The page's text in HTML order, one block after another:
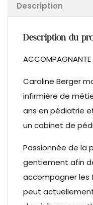
Description
Description du
ACCOMPAGNANTE
Caroline Berger
infirmière de
ans en pédiatrie
un cabinet de
Passionnée de la
gentiement afin
accompagner les
peut